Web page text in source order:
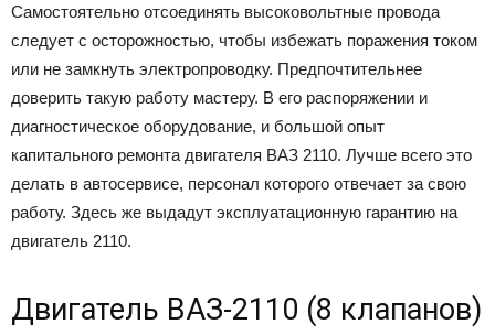
Самостоятельно отсоединять высоковольтные провода
следует с осторожностью, чтобы избежать поражения током
или не замкнуть электропроводку. Предпочтительнее
доверить такую работу мастеру. В его распоряжении и
диагностическое оборудование, и большой опыт
капитального ремонта двигателя ВАЗ 2110. Лучше всего это
делать в автосервисе, персонал которого отвечает за свою
работу. Здесь же выдадут эксплуатационную гарантию на
двигатель 2110.
Двигатель ВАЗ-2110 (8 клапанов)